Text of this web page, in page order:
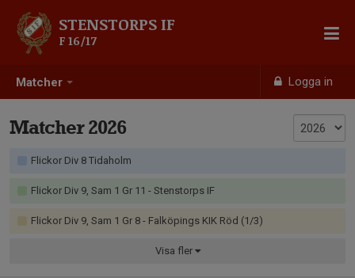
Matcher Logga in
STENSTORPS IF
F 16/17
Matcher 2026
Flickor Div 8 Tidaholm
Flickor Div 9, Sam 1 Gr 11 - Stenstorps IF
Flickor Div 9, Sam 1 Gr 8 - Falköpings KIK Röd (1/3)
Visa fler